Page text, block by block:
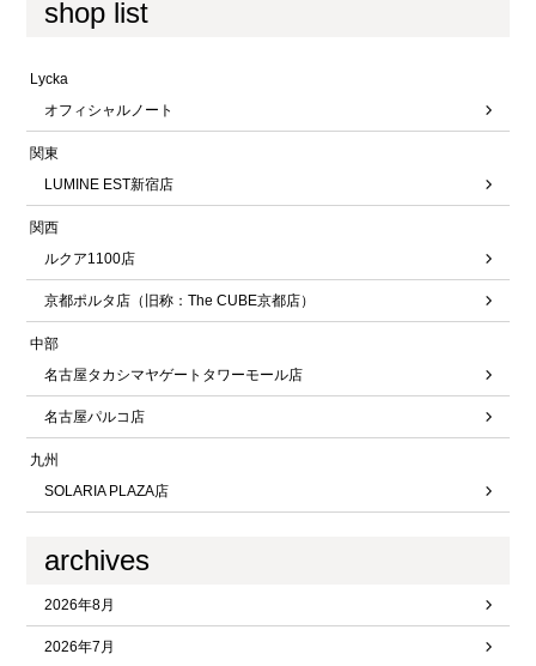
shop list
Lycka
オフィシャルノート
関東
LUMINE EST新宿店
関西
ルクア1100店
京都ポルタ店（旧称：The CUBE京都店）
中部
名古屋タカシマヤゲートタワーモール店
名古屋パルコ店
九州
SOLARIA PLAZA店
archives
2026年8月
2026年7月